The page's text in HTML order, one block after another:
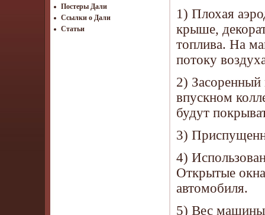
Постеры Дали
Ссылки о Дали
Статьи
1) Плохая
крыше,
топлива. На
потоку
2)
впускном
будут
3)
4)
Открытые
автомобиля.
5) Вес машины